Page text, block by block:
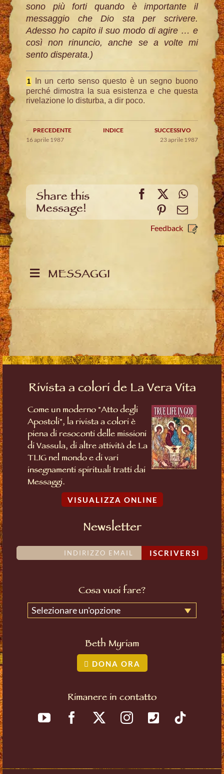
sono più forti quando è importante il
messaggio che Dio sta per scrivere.
Adesso ho capito il suo modo di agire … e
così non rinuncio, anche se a volte mi
sento disperata.)
1
In un certo senso questo è un segno buono
perché dimostra la sua esistenza e che questa
rivelazione lo disturba, a dir poco.
PRECEDENTE INDICE
SUCCESSIVO
16 aprile 1987
23 aprile 1987
Share this
Message!
Facebook
X
PinterestEmail
Feedback
MESSAGGI
Rivista a colori de La Vera Vita
Come un moderno "Atto degli
Apostoli", la rivista a colori è
piena di resoconti delle missioni
di Vassula, di altre attività de La
TLIG nel mondo e di vari
insegnamenti spirituali tratti dai
Messaggi.
VISUALIZZA ONLINE
Newsletter
ISCRIVERSI
Cosa vuoi fare?
Selezionare un'opzione
Beth Myriam
DONA ORA
Rimanere in contatto